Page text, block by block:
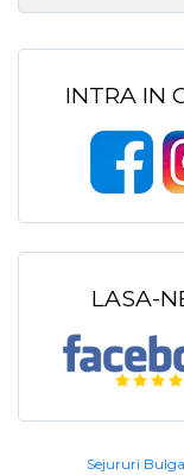
INTRA IN
LASA-
Sejururi